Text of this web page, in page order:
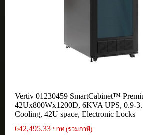
Vertiv 01230459 SmartCabinet™
42Ux800Wx1200D, 6KVA UPS, 0.9-
Cooling, 42U space, Electronic Locks
642,495.33 บาท (รวมภาษี)